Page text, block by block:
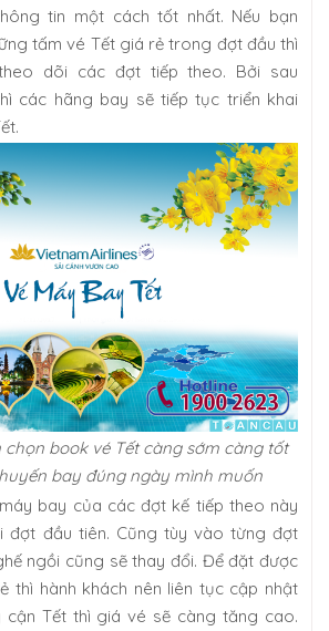
tin một cách tốt nhất. Nếu bạn
tấm vé Tết giá rẻ trong đợt đầu thì
dõi các đợt tiếp theo. Bởi sau
các hãng bay sẽ tiếp tục triển khai
chọn book vé Tết càng sớm càng tốt
bay đúng ngày mình muốn
bay của các đợt kế tiếp theo này
đợt đầu tiên. Cũng tùy vào từng đợt
ngồi cũng sẽ thay đổi. Để đặt được
thì hành khách nên liên tục cập nhật
cận Tết thì giá vé sẽ càng tăng cao.